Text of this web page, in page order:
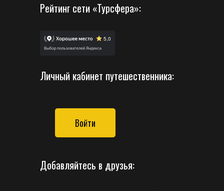
Рейтинг сети «Турсфера»:
Личный кабинет путешественника:
Войти
Добавляйтесь в друзья: